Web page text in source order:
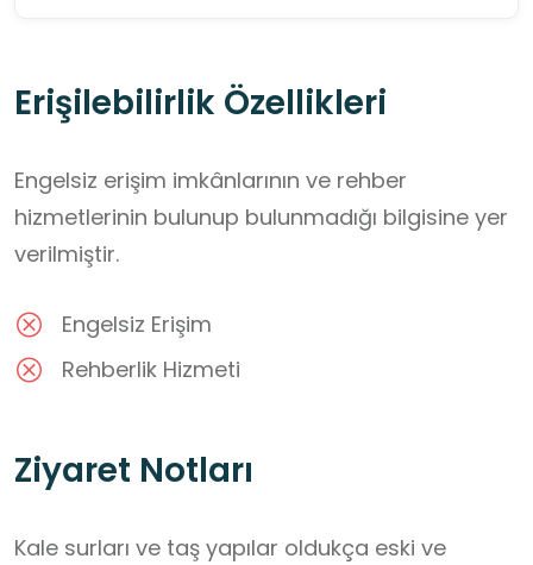
Erişilebilirlik Özellikleri
Engelsiz erişim imkânlarının ve rehber
hizmetlerinin bulunup bulunmadığı bilgisine yer
verilmiştir.
Engelsiz Erişim
Rehberlik Hizmeti
Ziyaret Notları
Kale surları ve taş yapılar oldukça eski ve